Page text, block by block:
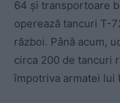
64 și transportoare
operează tancuri T-
război. Până acum,
circa 200 de tancuri
împotriva armatei lui